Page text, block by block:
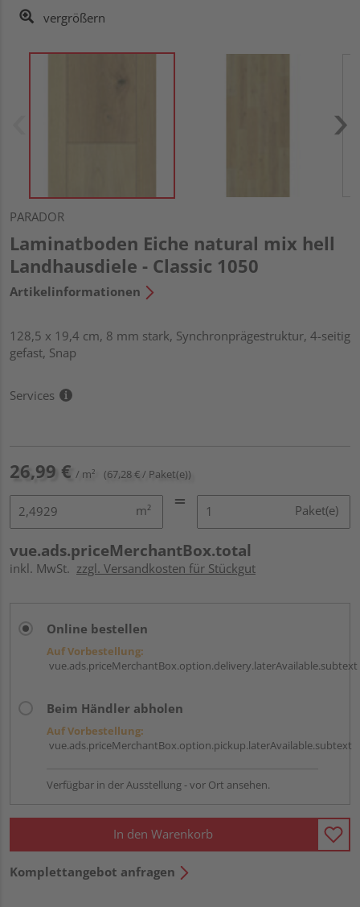
vergrößern
PARADOR
Laminatboden Eiche natural mix hell
Landhausdiele - Classic 1050
Artikelinformationen
128,5 x 19,4 cm, 8 mm stark, Synchronprägestruktur, 4-seitig
gefast, Snap
Services
26,99 € / m² (67,28 € / Paket(e))
m² Paket(e)
vue.ads.priceMerchantBox.total
inkl. MwSt. zzgl. Versandkosten für Stückgut
Online bestellen
Auf Vorbestellung:
vue.ads.priceMerchantBox.option.delivery.laterAvailable.subtext
Beim Händler abholen
Auf Vorbestellung:
vue.ads.priceMerchantBox.option.pickup.laterAvailable.subtext
Verfügbar in der Ausstellung - vor Ort ansehen.
In den Warenkorb
Komplettangebot anfragen